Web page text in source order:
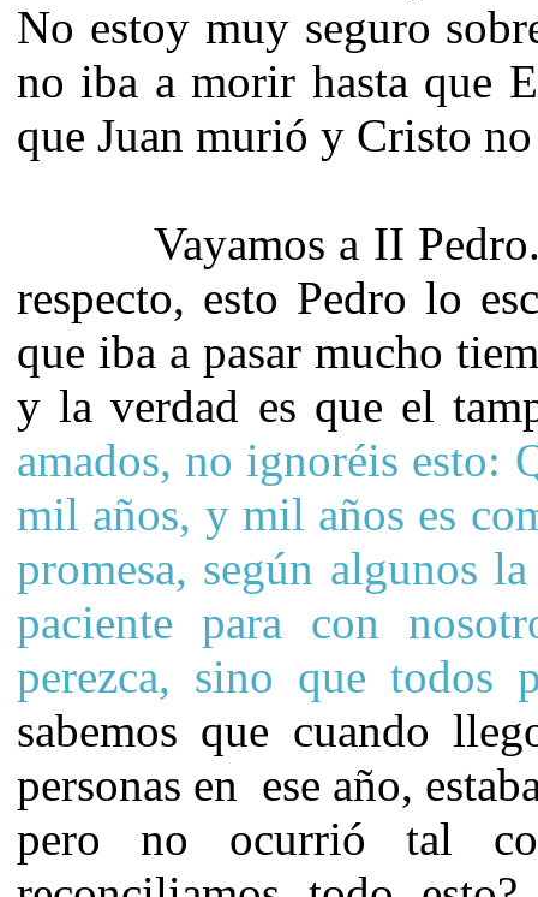
No estoy muy seguro
no iba a morir hasta que
que Juan murió y Cristo
Vayamos a II Pedro.3
respecto, esto Pedro lo
que iba a pasar mucho
y la verdad es que el
amados, no ignoréis esto:
mil años, y mil años es
promesa, según algunos
paciente para con
perezca, sino que todos
sabemos que cuando
personas en ese año,
pero no ocurrió tal